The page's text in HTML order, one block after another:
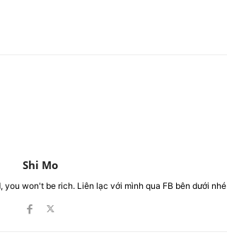
Shi Mo
you won't be rich. Liên lạc với mình qua FB bên dưới nhé